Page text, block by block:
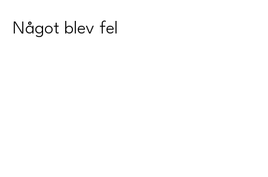
Något blev fel